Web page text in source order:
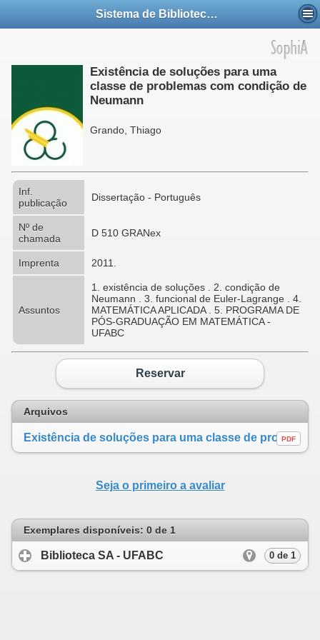
Sistema de Bibliotecas da UFABC
Existência de soluções para uma
classe de problemas com condição de
Neumann
Grando, Thiago
Inf.
publicação
Dissertação - Português
Nº de
chamada
D 510 GRANex
Imprenta 2011.
Assuntos
1. existência de soluções . 2. condição de
Neumann . 3. funcional de Euler-Lagrange . 4.
MATEMÁTICA APLICADA . 5. PROGRAMA DE
PÓS-GRADUAÇÃO EM MATEMÁTICA -
UFABC
Reservar
Arquivos
Existência de soluções para uma classe de problemas com condição de Neumann
PDF
Seja o primeiro a avaliar
Exemplares disponíveis: 0 de 1
Biblioteca SA - UFABC 0 de 1
click to expand